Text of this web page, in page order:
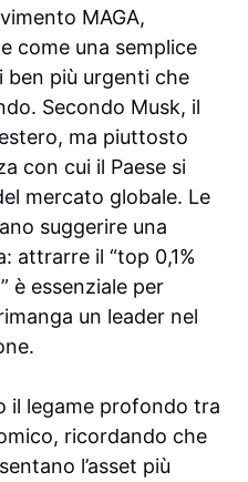
MAGA,
come una semplice
ben più urgenti che
Secondo Musk, il
ma piuttosto
con cui il Paese si
mercato globale. Le
suggerire una
attrarre il “top 0,1%
è essenziale per
un leader nel
il legame profondo tra
ricordando che
l’asset più